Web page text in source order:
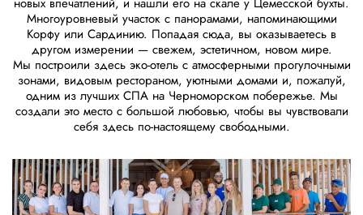
новых впечатлений, и нашли его на скале у Цемесской бухты.
Многоуровневый участок с панорамами, напоминающими
Корфу или Сардинию. Попадая сюда, вы оказываетесь в
другом измерении — свежем, эстетичном, новом мире.
Мы построили здесь эко-отель с атмосферными прогулочными
зонами, видовым рестораном, уютными домами и, пожалуй,
одним из лучших СПА на Черноморском побережье. Мы
создали это место с большой любовью, чтобы вы чувствовали
себя здесь по-настоящему свободными.